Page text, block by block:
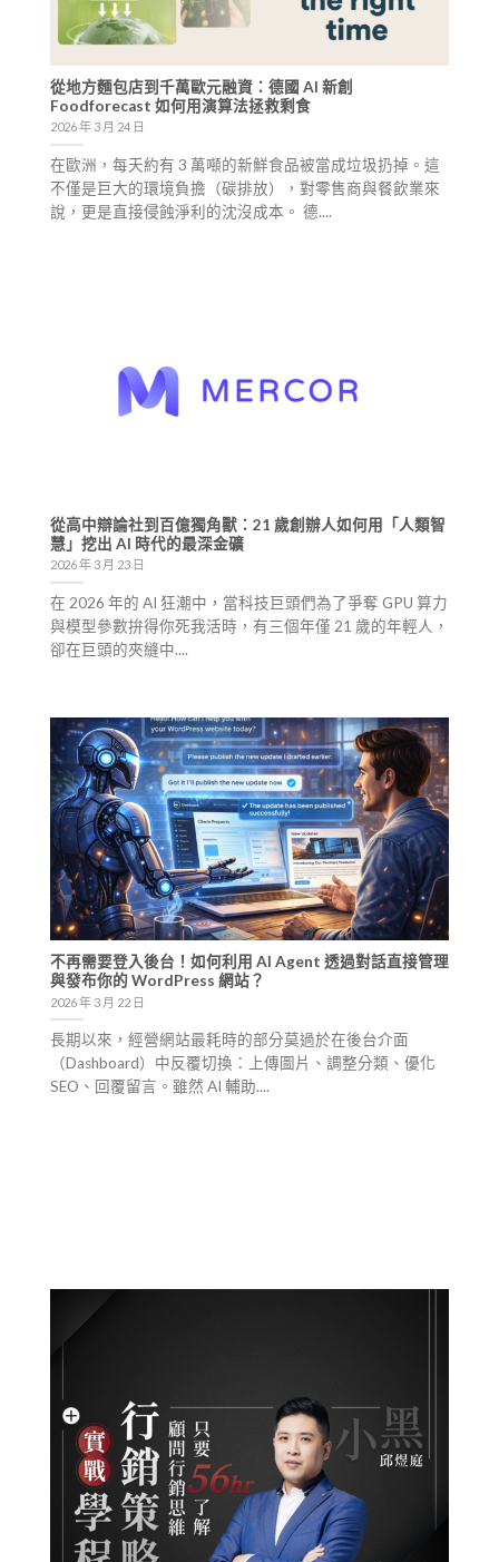
從地方麵包店到千萬歐元融資：德國 AI 新創
Foodforecast 如何用演算法拯救剩食
2026 年 3 月 24 日
在歐洲，每天約有 3 萬噸的新鮮食品被當成垃圾扔掉。這
不僅是巨大的環境負擔（碳排放），對零售商與餐飲業來
說，更是直接侵蝕淨利的沈沒成本。 德....
從高中辯論社到百億獨角獸：21 歲創辦人如何用「人類智
慧」挖出 AI 時代的最深金礦
2026 年 3 月 23 日
在 2026 年的 AI 狂潮中，當科技巨頭們為了爭奪 GPU 算力
與模型參數拚得你死我活時，有三個年僅 21 歲的年輕人，
卻在巨頭的夾縫中....
不再需要登入後台！如何利用 AI Agent 透過對話直接管理
與發布你的 WordPress 網站？
2026 年 3 月 22 日
長期以來，經營網站最耗時的部分莫過於在後台介面
（Dashboard）中反覆切換：上傳圖片、調整分類、優化
SEO、回覆留言。雖然 AI 輔助....